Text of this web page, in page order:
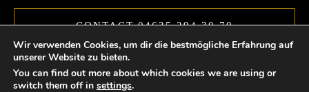
CONTACT 04635 294 30 70
Wir verwenden Cookies, um dir die bestmögliche Erfahrung auf
unserer Website zu bieten.
You can find out more about which cookies we are using or
switch them off in settings.